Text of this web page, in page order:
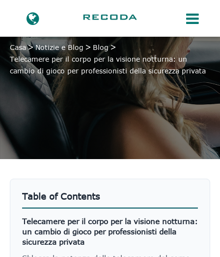
Casa Notizie e Blog
Blog
Telecamere per il corpo per la visione notturna: un
cambio di gioco per professionisti della sicurezza privata
Table of Contents
Telecamere per il corpo per la visione notturna:
un cambio di gioco per professionisti della
sicurezza privata